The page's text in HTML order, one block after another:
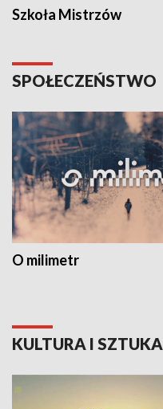
Szkoła Mistrzów
SPOŁECZEŃSTWO
O milimetr
KULTURA I SZTUKA